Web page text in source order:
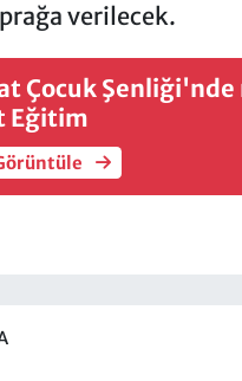
verilecek.
Çocuk
Eğitim